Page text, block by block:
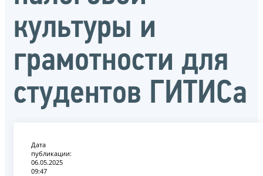
культуры и
грамотности для
студентов ГИТИСа
Дата
публикации:
06.05.2025
09:47